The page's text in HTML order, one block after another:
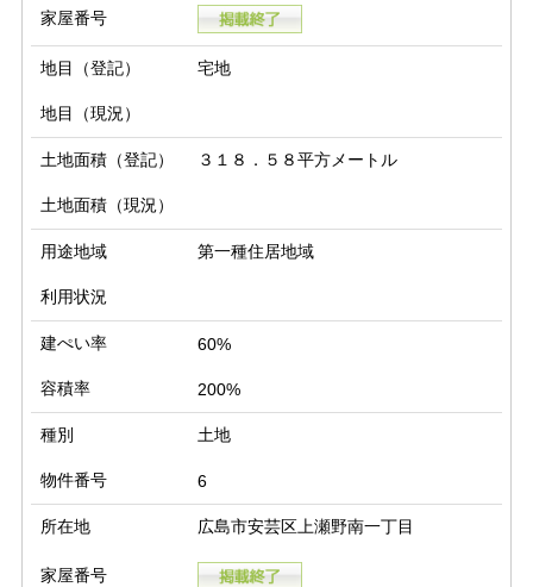
家屋番号
地目（登記） 宅地
地目（現況）
土地面積（登記） ３１８．５８平方メートル
土地面積（現況）
用途地域 第一種住居地域
利用状況
建ぺい率 60%
容積率 200%
種別 土地
物件番号 6
所在地 広島市安芸区上瀬野南一丁目
家屋番号